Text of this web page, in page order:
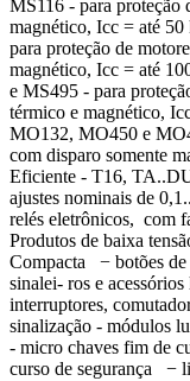
MS116 - para proteção
magnético, Icc = até
para proteção de
magnético, Icc = até
e MS495 - para
térmico e magnético,
MO132, MO450 e
com disparo somente
Eficiente - T16,
ajustes nominais de
relés eletrônicos, com
Produtos de baixa
Compacta − botões de
sinalei- ros e
interruptores,
sinalização - módulos
- micro chaves fim de
curso de segurança −